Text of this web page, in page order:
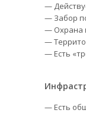
—
— Забор
— Охрана
—
— Есть
— Есть